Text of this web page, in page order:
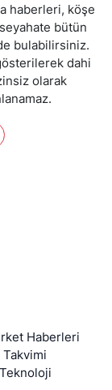
haberleri, köşe
bütün
bulabilirsiniz.
dahi
olarak
Haberleri
Takvimi
Teknoloji